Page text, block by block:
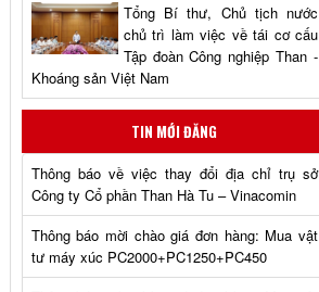
Tổng Bí thư, Chủ tịch nước
chủ trì làm việc về tái cơ cấu
Tập đoàn Công nghiệp Than -
Khoáng sản Việt Nam
TIN MỚI ĐĂNG
Thông báo về việc thay đổi địa chỉ trụ sở
Công ty Cổ phần Than Hà Tu – Vinacomin
Thông báo mời chào giá đơn hàng: Mua vật
tư máy xúc PC2000+PC1250+PC450